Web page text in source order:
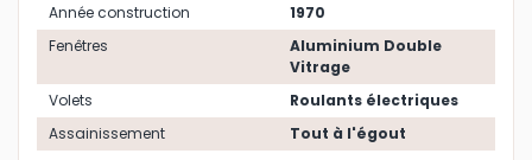
Année construction
1970
Fenêtres
Aluminium Double
Vitrage
Volets
Roulants électriques
Assainissement
Tout à l'égout